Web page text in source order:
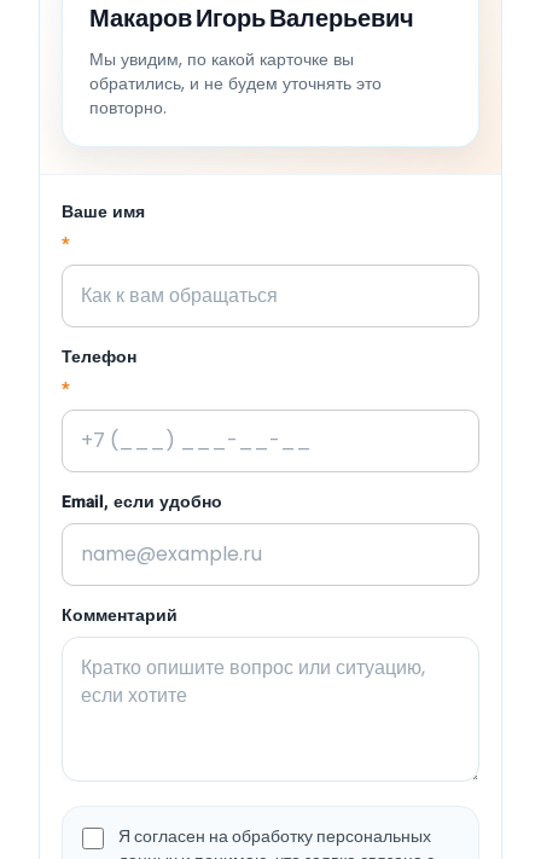
Макаров Игорь Валерьевич
Мы увидим, по какой карточке вы
обратились, и не будем уточнять это
повторно.
Ваше имя
*
Телефон
*
Email, если удобно
Комментарий
Я согласен на обработку персональных